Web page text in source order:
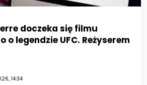
doczeka się filmu
legendzie UFC. Reżyserem
14:34